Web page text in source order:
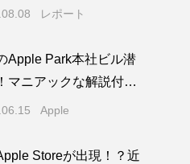
Designとは？
レポート
Apple Park本社ビル潜
マニアックな解説付き
ー 1/2
Apple
Storeが出現！？近